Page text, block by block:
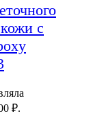
с
₽.